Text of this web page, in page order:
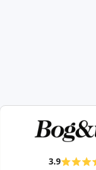
3.9